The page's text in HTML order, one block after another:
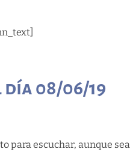
08/06/19
para escuchar, aunque sea